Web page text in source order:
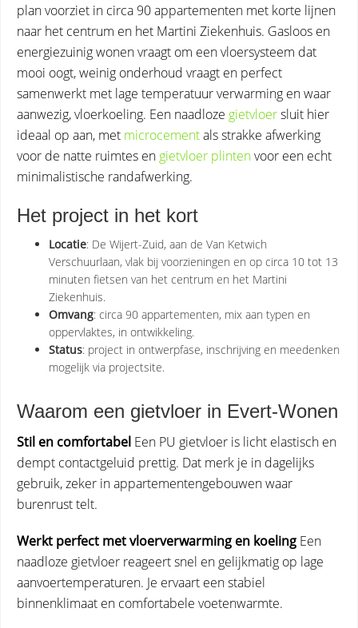
plan voorziet in circa 90 appartementen met korte lijnen
naar het centrum en het Martini Ziekenhuis. Gasloos en
energiezuinig wonen vraagt om een vloersysteem dat
mooi oogt, weinig onderhoud vraagt en perfect
samenwerkt met lage temperatuur verwarming en waar
aanwezig, vloerkoeling. Een naadloze gietvloersluit hier
ideaal op aan, met microcementals strakke afwerking
voor de natte ruimtes en gietvloer plintenvoor een echt
minimalistische randafwerking.
Het project in het kort
Locatie: De Wijert-Zuid, aan de Van Ketwich
Verschuurlaan, vlak bij voorzieningen en op circa 10 tot 13
minuten fietsen van het centrum en het Martini
Ziekenhuis.
Omvang: circa 90 appartementen, mix aan typen en
oppervlaktes, in ontwikkeling.
Status: project in ontwerpfase, inschrijving en meedenken
mogelijk via projectsite.
Waarom een gietvloer in Evert-Wonen
Stil en comfortabel Een PU gietvloer is licht elastisch en
dempt contactgeluid prettig. Dat merk je in dagelijks
gebruik, zeker in appartementengebouwen waar
burenrust telt.
Werkt perfect met vloerverwarming en koeling Een
naadloze gietvloer reageert snel en gelijkmatig op lage
aanvoertemperaturen. Je ervaart een stabiel
binnenklimaat en comfortabele voetenwarmte.